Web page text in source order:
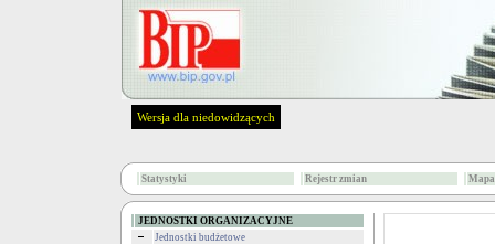
Wersja dla niedowidzących
Statystyki Rejestr zmian
JEDNOSTKI ORGANIZACYJNE
Jednostki budżetowe